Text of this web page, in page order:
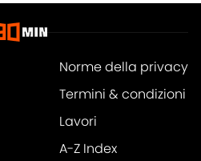
Norme della privacy
Termini & condizioni
Lavori
A-Z Index